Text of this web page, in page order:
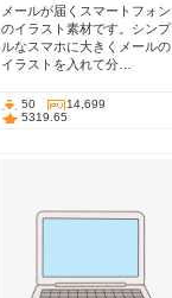
メールが届くスマートフォン
のイラスト素材です。シンプ
ルなスマホに大きくメールの
イラストを入れて分…
50
14,699
5319.65